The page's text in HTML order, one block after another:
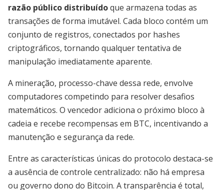
razão público distribuídoque armazena todas as
transações de forma imutável. Cada bloco contém um
conjunto de registros, conectados por hashes
criptográficos, tornando qualquer tentativa de
manipulação imediatamente aparente.
A mineração, processo-chave dessa rede, envolve
computadores competindo para resolver desafios
matemáticos. O vencedor adiciona o próximo bloco à
cadeia e recebe recompensas em BTC, incentivando a
manutenção e segurança da rede.
Entre as características únicas do protocolo destaca-se
a ausência de controle centralizado: não há empresa
ou governo dono do Bitcoin. A transparência é total,